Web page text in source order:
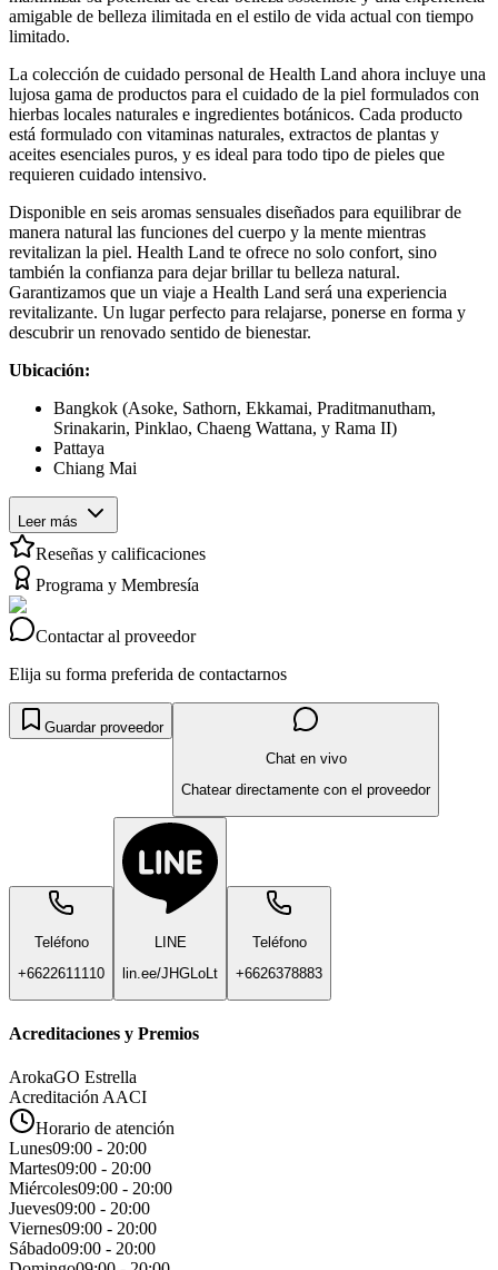
amigable de belleza ilimitada en el estilo de vida actual con tiempo
limitado.
La colección de cuidado personal de Health Land ahora incluye una
lujosa gama de productos para el cuidado de la piel formulados con
hierbas locales naturales e ingredientes botánicos. Cada producto
está formulado con vitaminas naturales, extractos de plantas y
aceites esenciales puros, y es ideal para todo tipo de pieles que
requieren cuidado intensivo.
Disponible en seis aromas sensuales diseñados para equilibrar de
manera natural las funciones del cuerpo y la mente mientras
revitalizan la piel. Health Land te ofrece no solo confort, sino
también la confianza para dejar brillar tu belleza natural.
Garantizamos que un viaje a Health Land será una experiencia
revitalizante. Un lugar perfecto para relajarse, ponerse en forma y
descubrir un renovado sentido de bienestar.
Ubicación:
Bangkok (Asoke, Sathorn, Ekkamai, Praditmanutham,
Srinakarin, Pinklao, Chaeng Wattana, y Rama II)
Pattaya
Chiang Mai
Leer más
Reseñas y calificaciones
Programa y Membresía
Contactar al proveedor
Elija su forma preferida de contactarnos
Guardar proveedor
Chat en vivo
Chatear directamente con el proveedor
Teléfono
+6622611110
LINE
lin.ee/JHGLoLt
Teléfono
+6626378883
Acreditaciones y Premios
ArokaGO Estrella
Acreditación AACI
Horario de atención
Lunes09:00 - 20:00
Martes09:00 - 20:00
Miércoles09:00 - 20:00
Jueves09:00 - 20:00
Viernes09:00 - 20:00
Sábado09:00 - 20:00